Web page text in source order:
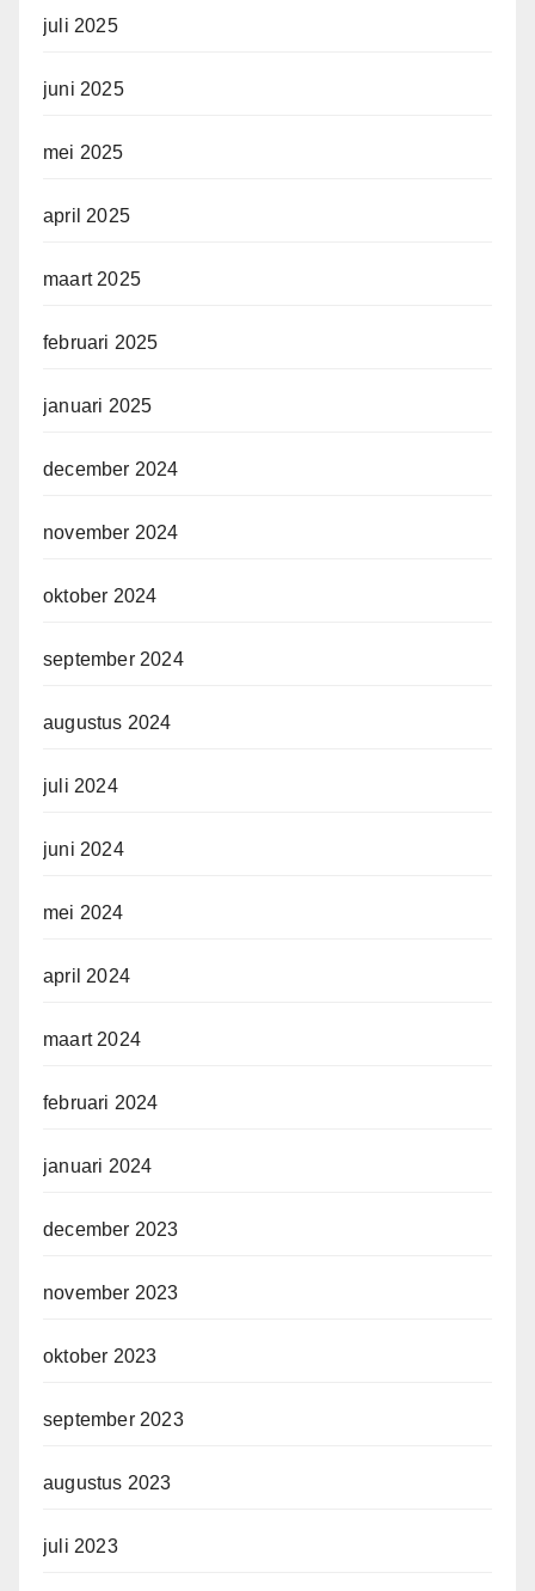
juli 2025
juni 2025
mei 2025
april 2025
maart 2025
februari 2025
januari 2025
december 2024
november 2024
oktober 2024
september 2024
augustus 2024
juli 2024
juni 2024
mei 2024
april 2024
maart 2024
februari 2024
januari 2024
december 2023
november 2023
oktober 2023
september 2023
augustus 2023
juli 2023